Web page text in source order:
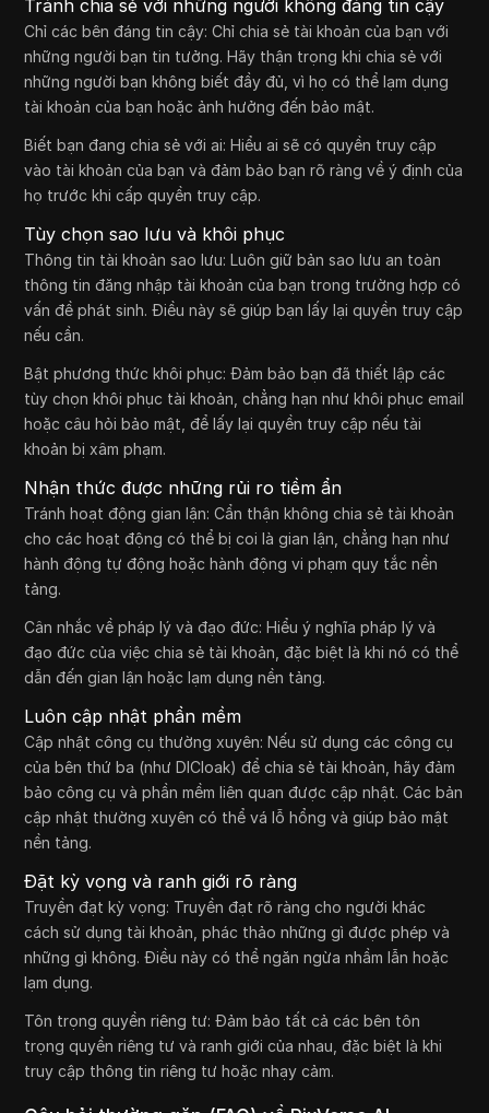
Tránh chia sẻ với những người không đáng tin cậy
Chỉ các bên đáng tin cậy: Chỉ chia sẻ tài khoản của bạn với
những người bạn tin tưởng. Hãy thận trọng khi chia sẻ với
những người bạn không biết đầy đủ, vì họ có thể lạm dụng
tài khoản của bạn hoặc ảnh hưởng đến bảo mật.
Biết bạn đang chia sẻ với ai: Hiểu ai sẽ có quyền truy cập
vào tài khoản của bạn và đảm bảo bạn rõ ràng về ý định của
họ trước khi cấp quyền truy cập.
Tùy chọn sao lưu và khôi phục
Thông tin tài khoản sao lưu: Luôn giữ bản sao lưu an toàn
thông tin đăng nhập tài khoản của bạn trong trường hợp có
vấn đề phát sinh. Điều này sẽ giúp bạn lấy lại quyền truy cập
nếu cần.
Bật phương thức khôi phục: Đảm bảo bạn đã thiết lập các
tùy chọn khôi phục tài khoản, chẳng hạn như khôi phục email
hoặc câu hỏi bảo mật, để lấy lại quyền truy cập nếu tài
khoản bị xâm phạm.
Nhận thức được những rủi ro tiềm ẩn
Tránh hoạt động gian lận: Cẩn thận không chia sẻ tài khoản
cho các hoạt động có thể bị coi là gian lận, chẳng hạn như
hành động tự động hoặc hành động vi phạm quy tắc nền
tảng.
Cân nhắc về pháp lý và đạo đức: Hiểu ý nghĩa pháp lý và
đạo đức của việc chia sẻ tài khoản, đặc biệt là khi nó có thể
dẫn đến gian lận hoặc lạm dụng nền tảng.
Luôn cập nhật phần mềm
Cập nhật công cụ thường xuyên: Nếu sử dụng các công cụ
của bên thứ ba (như DICloak) để chia sẻ tài khoản, hãy đảm
bảo công cụ và phần mềm liên quan được cập nhật. Các bản
cập nhật thường xuyên có thể vá lỗ hổng và giúp bảo mật
nền tảng.
Đặt kỳ vọng và ranh giới rõ ràng
Truyền đạt kỳ vọng: Truyền đạt rõ ràng cho người khác
cách sử dụng tài khoản, phác thảo những gì được phép và
những gì không. Điều này có thể ngăn ngừa nhầm lẫn hoặc
lạm dụng.
Tôn trọng quyền riêng tư: Đảm bảo tất cả các bên tôn
trọng quyền riêng tư và ranh giới của nhau, đặc biệt là khi
truy cập thông tin riêng tư hoặc nhạy cảm.